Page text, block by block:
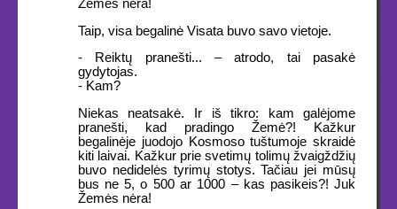
Žemės nėra!
Taip, visa begalinė Visata buvo savo vietoje.
- Reiktų pranešti... – atrodo, tai pasakė
gydytojas.
- Kam?
Niekas neatsakė. Ir iš tikro: kam galėjome
pranešti, kad pradingo Žemė?! Kažkur
begalinėje juodojo Kosmoso tuštumoje skraidė
kiti laivai. Kažkur prie svetimų tolimų žvaigždžių
buvo nedidelės tyrimų stotys. Tačiau jei mūsų
bus ne 5, o 500 ar 1000 – kas pasikeis?! Juk
Žemės nėra!